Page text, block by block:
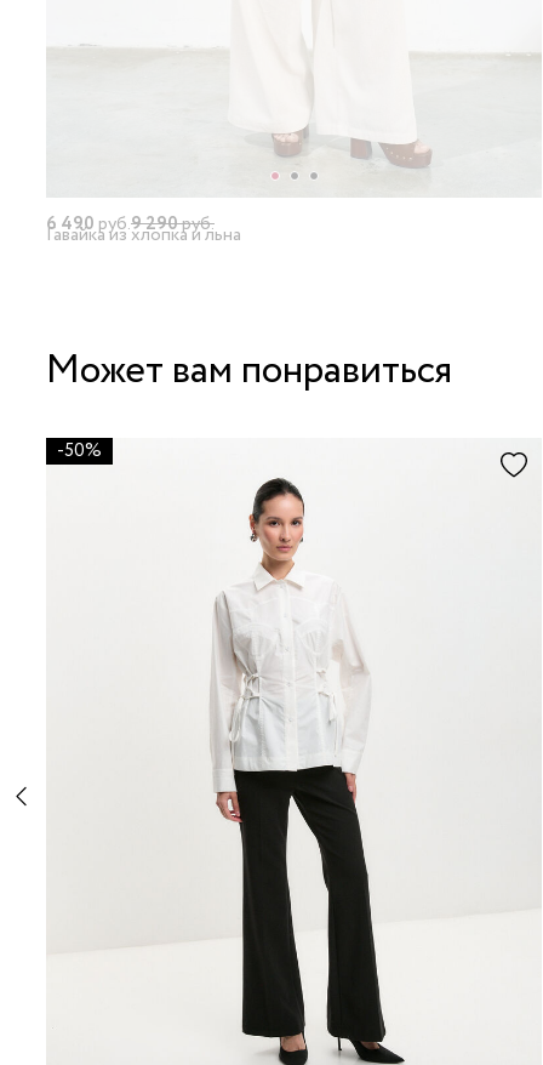
6 490 руб.9 290руб.
Гавайка из хлопка и льна
Может вам понравиться
-50%